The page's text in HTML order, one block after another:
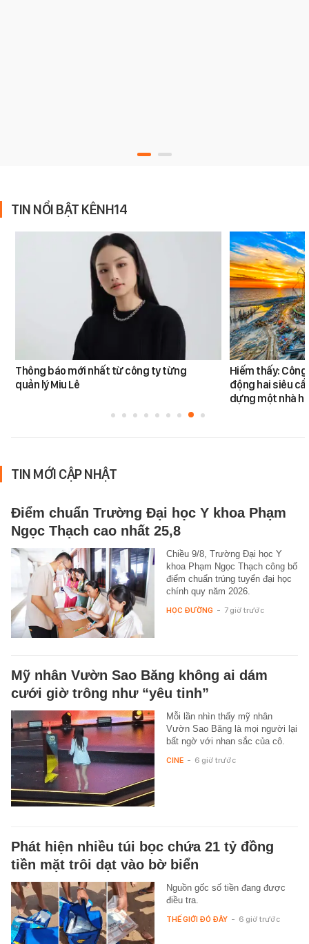
TIN NỔI BẬT KÊNH14
Thông báo mới nhất từ công ty từng
quản lý Miu Lê
Hiếm thấy:
động hai siêu
dựng một nhà
TIN MỚI CẬP NHẬT
Điểm chuẩn Trường Đại học Y khoa Phạm
Ngọc Thạch cao nhất 25,8
Chiều 9/8, Trường Đại học Y
khoa Phạm Ngọc Thạch công bố
điểm chuẩn trúng tuyển đại học
chính quy năm 2026.
HỌC ĐƯỜNG - 7 giờ trước
Mỹ nhân Vườn Sao Băng không ai dám
cưới giờ trông như “yêu tinh”
Mỗi lần nhìn thấy mỹ nhân
Vườn Sao Băng là mọi người lại
bất ngờ với nhan sắc của cô.
CINE - 6 giờ trước
Phát hiện nhiều túi bọc chứa 21 tỷ đồng
tiền mặt trôi dạt vào bờ biển
Nguồn gốc số tiền đang được
điều tra.
THẾ GIỚI ĐÓ ĐÂY - 6 giờ trước